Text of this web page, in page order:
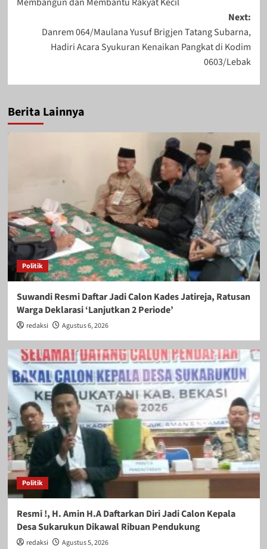
Next:
Danrem 064/Maulana Yusuf Brigjen Tatang Subarna,
Hadiri Acara Syukuran Kenaikan Pangkat di Kodim
0603/Lebak
Berita Lainnya
Politik
Suwandi Resmi Daftar Jadi Calon Kades Jatireja, Ratusan
Warga Deklarasi ‘Lanjutkan 2 Periode’
redaksi Agustus 6, 2026
Politik
Resmi !, H. Amin H.A Daftarkan Diri Jadi Calon Kepala
Desa Sukarukun Dikawal Ribuan Pendukung
redaksi Agustus 5, 2026